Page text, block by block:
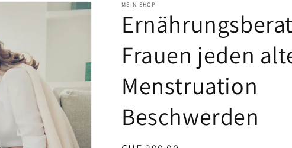
MEIN SHOP
Frauen jeden
Menstruation
Beschwerden